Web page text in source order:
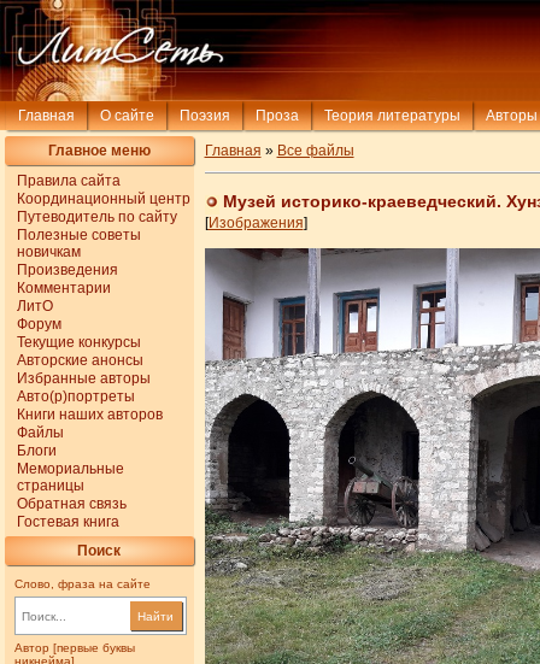
Главная О сайте Поэзия Проза Теория литературы Авторы
Главное меню
Правила сайта
Координационный центр
Путеводитель по сайту
Полезные советы
новичкам
Произведения
Комментарии
ЛитО
Форум
Текущие конкурсы
Авторские анонсы
Избранные авторы
Авто(р)портреты
Книги наших авторов
Файлы
Блоги
Мемориальные
страницы
Обратная связь
Гостевая книга
Поиск
Слово, фраза на сайте
Найти
Автор [первые буквы
никнейма]
Главная » Все файлы
Музей историко-краеведческий.
[Изображения]